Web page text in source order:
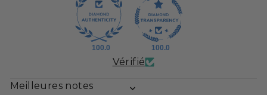
100.0 100.0
Vérifié